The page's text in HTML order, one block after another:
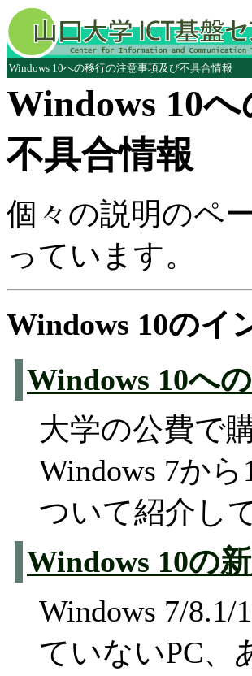
Windows 10への移行の注意事項及び不具合情報
Windows 10
不具合情報
個々の説明のペ
っています。
Windows 10のイ
Windows 10へ
大学の公費で
Windows 7か
ついて紹介し
Windows 10の
Windows 7/
ていないPC、